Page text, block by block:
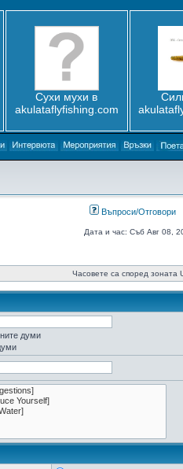
Сухи мухи в
akulataflyfishing.com
Въпроси/Отговори
Дата и час: Съб Авг 08,
Часовете са според зоната
думи